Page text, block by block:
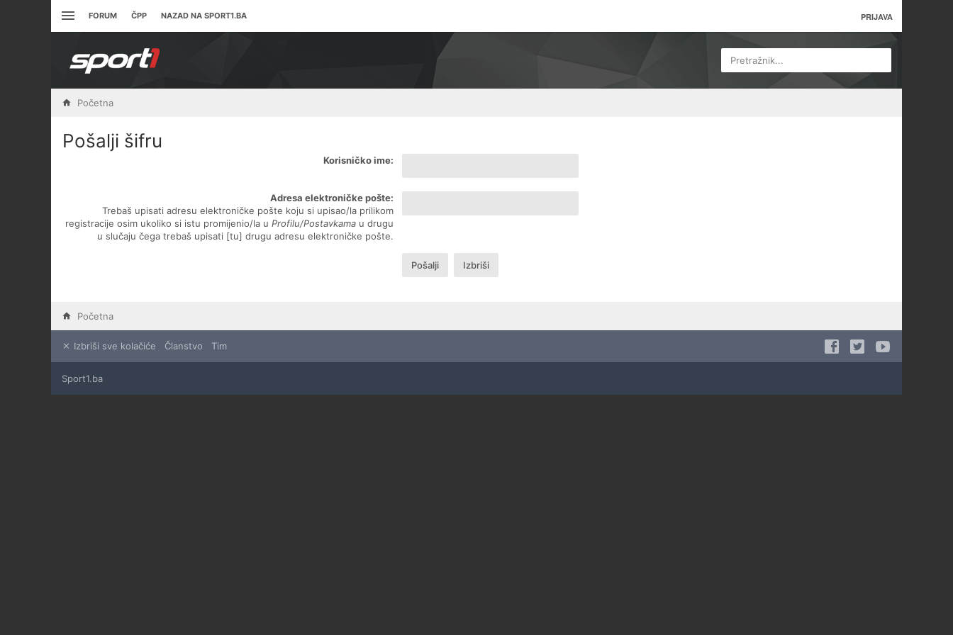
FORUM ČPP NAZAD NA SPORT1.BA PRIJAVA
Pretražnik...
Početna
Pošalji šifru
Korisničko ime:
Adresa elektroničke pošte:
Trebaš upisati adresu elektroničke pošte koju si upisao/la prilikom
registracije osim ukoliko si istu promijenio/la uProfilu/Postavkama u drugu
u slučaju čega trebaš upisati [tu] drugu adresu elektroničke pošte.
Početna
Izbriši sve kolačiće Članstvo Tim
Sport1.ba